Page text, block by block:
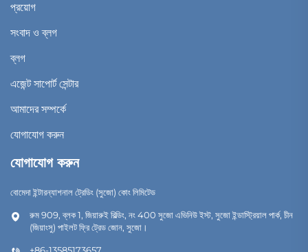
প্রয়োগ
সংবাদ ও ব্লগ
ব্লগ
এজেন্ট সাপোর্ট সেন্টার
আমাদের সম্পর্কে
যোগাযোগ করুন
যোগাযোগ করুন
বোমেদা ইন্টারন্যাশনাল ট্রেডিং (সুজো) কোং লিমিটেড
রুম 909, ব্লক 1, জিয়ারুই বিল্ডিং, নং 400 সুজো এভিনিউ ইস্ট, সুজো ইন্ডাস্ট্রিয়াল পার্ক, চীন
(জিয়াংসু) পাইলট ফ্রি ট্রেড জোন, সুজো।